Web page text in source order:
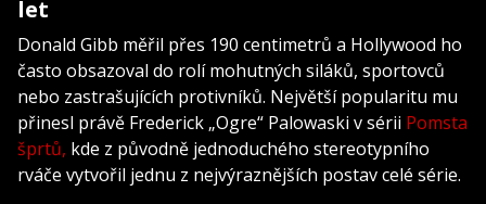
let
Donald Gibb měřil přes 190 centimetrů a Hollywood ho
často obsazoval do rolí mohutných siláků, sportovců
nebo zastrašujících protivníků. Největší popularitu mu
přinesl právě Frederick „Ogre“ Palowaski v sérii Pomsta
šprtů, kde z původně jednoduchého stereotypního
rváče vytvořil jednu z nejvýraznějších postav celé série.